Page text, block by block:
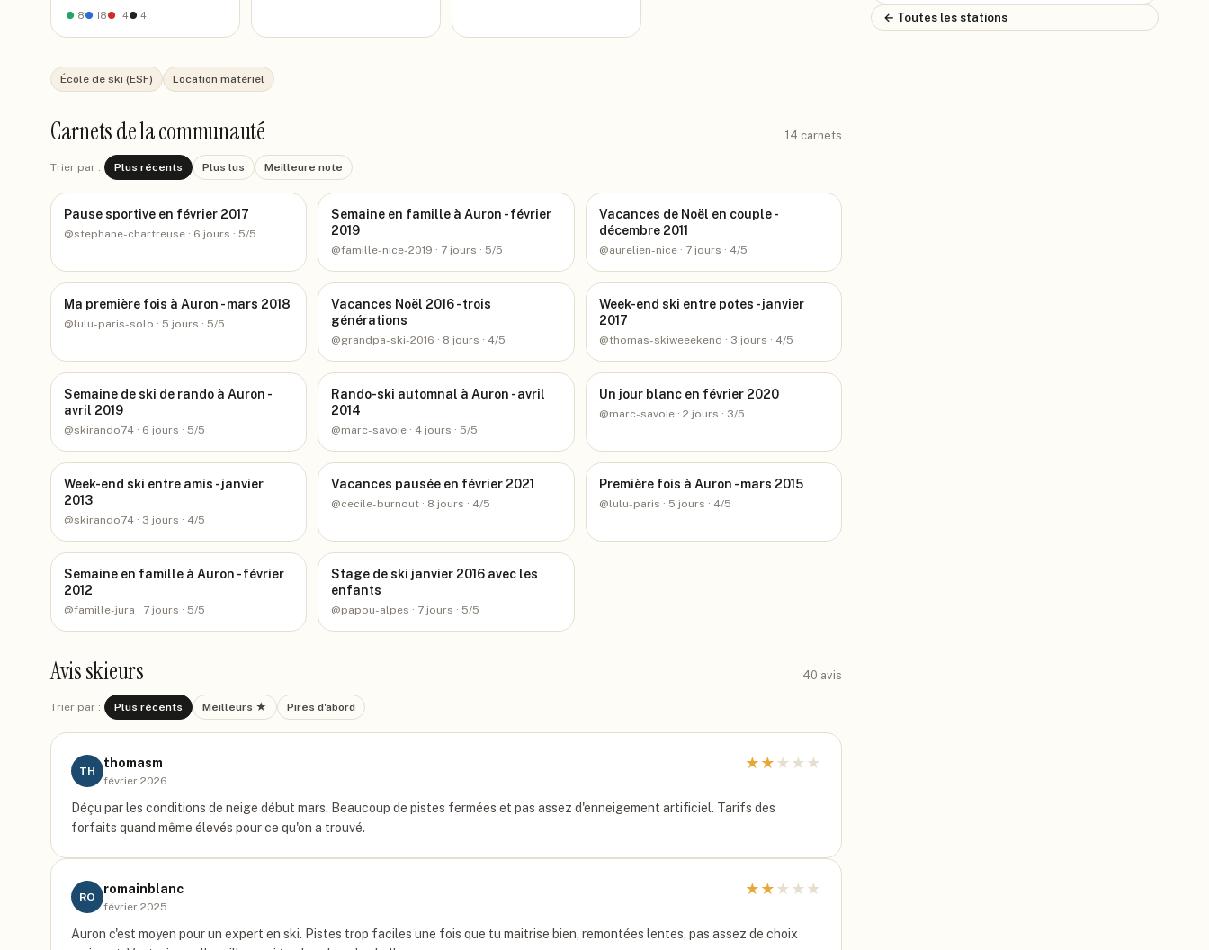
● 8● 18● 14● 4
École de ski (ESF) Location matériel
Carnets de la communauté 14 carnets
Trier par : Plus récents Plus lus Meilleure note
Pause sportive en février 2017
@stephane-chartreuse · 6 jours · 5/5
Semaine en famille à Auron - février
2019
@famille-nice-2019 · 7 jours · 5/5
Vacances de Noël en couple -
décembre 2011
@aurelien-nice· 7 jours · 4/5
Ma première fois à Auron - mars 2018
@lulu-paris-solo · 5 jours · 5/5
Vacances Noël 2016 - trois
générations
@grandpa-ski-2016 · 8 jours · 4/5
Week-end ski entre potes - janvier
2017
@thomas-skiweeekend · 3 jours · 4/5
Semaine de ski de rando à Auron -
avril 2019
@skirando74 · 6 jours · 5/5
Rando-ski automnal à Auron - avril
2014
@marc-savoie · 4 jours · 5/5
Un jour blanc en février 2020
@marc-savoie· 2 jours · 3/5
Week-end ski entre amis - janvier
2013
@skirando74 · 3 jours · 4/5
Vacances pausée en février 2021
@cecile-burnout · 8 jours · 4/5
Première fois à Auron - mars 2015
@lulu-paris · 5 jours · 4/5
Semaine en famille à Auron - février
2012
@famille-jura · 7 jours · 5/5
Stage de ski janvier 2016 avec les
enfants
@papou-alpes · 7 jours · 5/5
Avis skieurs 40 avis
Trier par : Plus récents Meilleurs ★ Pires d'abord
TH
thomasm
février 2026
★ ★ ★ ★ ★
Déçu par les conditions de neige début mars. Beaucoup de pistes fermées et pas assez d'enneigement artificiel. Tarifs des
forfaits quand même élevés pour ce qu'on a trouvé.
RO
romainblanc
février 2025
★ ★ ★ ★ ★
Auron c'est moyen pour un expert en ski. Pistes trop faciles une fois que tu maitrise bien, remontées lentes, pas assez de choix
← Toutes les stations